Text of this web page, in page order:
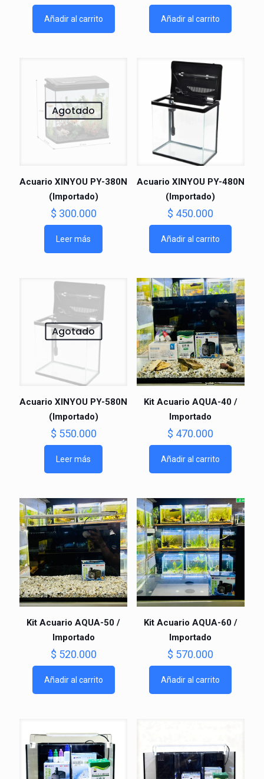
Añadir al carrito Añadir al carrito
Agotado
Acuario XINYOU PY-380N
(Importado)
$ 300.000
Leer más
Acuario XINYOU PY-480N
(Importado)
$ 450.000
Añadir al carrito
Agotado
Acuario XINYOU PY-580N
(Importado)
$ 550.000
Leer más
Kit Acuario AQUA-40 /
Importado
$ 470.000
Añadir al carrito
Kit Acuario AQUA-50 /
Importado
$ 520.000
Añadir al carrito
Kit Acuario AQUA-60 /
Importado
$ 570.000
Añadir al carrito